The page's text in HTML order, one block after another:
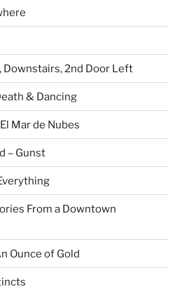
Downstairs, 2nd Door Left
& Dancing
Mar de Nubes
– Gunst
From a Downtown
Ounce of Gold